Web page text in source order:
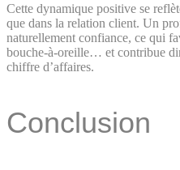
Cette dynamique positive se
que dans la relation client. Un
naturellement confiance, ce qui
bouche-à-oreille… et contribue
chiffre d’affaires.
Conclusion